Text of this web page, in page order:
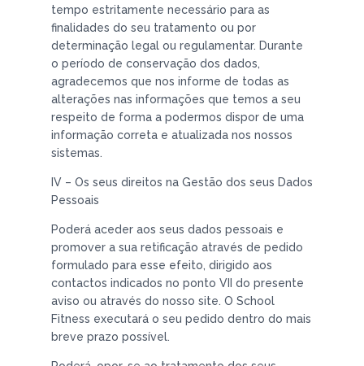
tempo estritamente necessário para as
finalidades do seu tratamento ou por
determinação legal ou regulamentar. Durante
o período de conservação dos dados,
agradecemos que nos informe de todas as
alterações nas informações que temos a seu
respeito de forma a podermos dispor de uma
informação correta e atualizada nos nossos
sistemas.
IV – Os seus direitos na Gestão dos seus Dados
Pessoais
Poderá aceder aos seus dados pessoais e
promover a sua retificação através de pedido
formulado para esse efeito, dirigido aos
contactos indicados no ponto VII do presente
aviso ou através do nosso site. O School
Fitness executará o seu pedido dentro do mais
breve prazo possível.